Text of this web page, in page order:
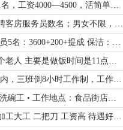
招面点大姐1名，工资4000—4500，活简单好干，管吃管住，工资每个月准时，电话18234188755万柏林区
山西太原招聘客房服务员数名；男女不限，成手55周岁以下，新手45岁以下，计件工资16/间，多劳多得，月工资6000/9000元，管吃管住！[爱心][爱心][爱心]山西太原招聘保洁数名；男女不限，60周岁以下，12小时，月工资3800！管吃管住 幼儿园：招厨师，帮厨各一名有经验者，有爱心，爱好做饭者优先，法定节假日休息 地址：太原龙城北街御龙庭惠爱幼儿园联系电话：15333004498.李老师
诚聘： 服务员5名：3600+200+提成 保洁：3500 以上人员一经录用享包吃包住，每月有带薪休假4天，15号准时发工资，过年放假7 天 ☎15135105940（王女士） 地址：长治路龙城北街口
急需照顾一个老人 主要是做饭时间是11点到下午七点。 中间要加餐两到三次，老人做过胃切除手术。 跑家，住家都可。 工资面议地址在金林家园小区 手机号13754845000 中介勿打扰谢谢。
18-47周岁以内，三班倒8小时工作制，工作简单易上手，前期会有老员工帮带，每月10号发放工资，每天提供6元饭补，每月20号打入饭卡，食堂每天一日三餐均可提供，厂区内有大型超市可以用饭卡买东西，免费提供4人间住宿，宿舍暖气、卫生间等设备都有，水电全免，缴纳五险一金，过节发放各种福利，公司定期组织免费体检，免费提供劳保用品 每周一、周三上午组织进场参观厂区环境及岗位，下午安排面试。每天可随时安排宿舍，等待参观
千千岁招聘 洗碗工 • 工作地点：食品街店、晋阳街店 • 待遇：月休3天，包吃住，工资4500元• 其他：不招暑期工服务员 • 工作地点：食品街店，中正天街店 • 要求：年满20岁 • 待遇：月休3天，包吃住，工资4500元 • 其他：不招暑期工厨房员工 • 工作地点：晋阳街店、食品街店 • 要求：年满20岁 • 待遇：月休3天，包吃住，工资4500元 • 其他：不招暑期工 联系电话：17703402656（微信同号）
找数名窗户加工大工 二把刀 工资高 待遇好有意者联系地址柴村 13623665204